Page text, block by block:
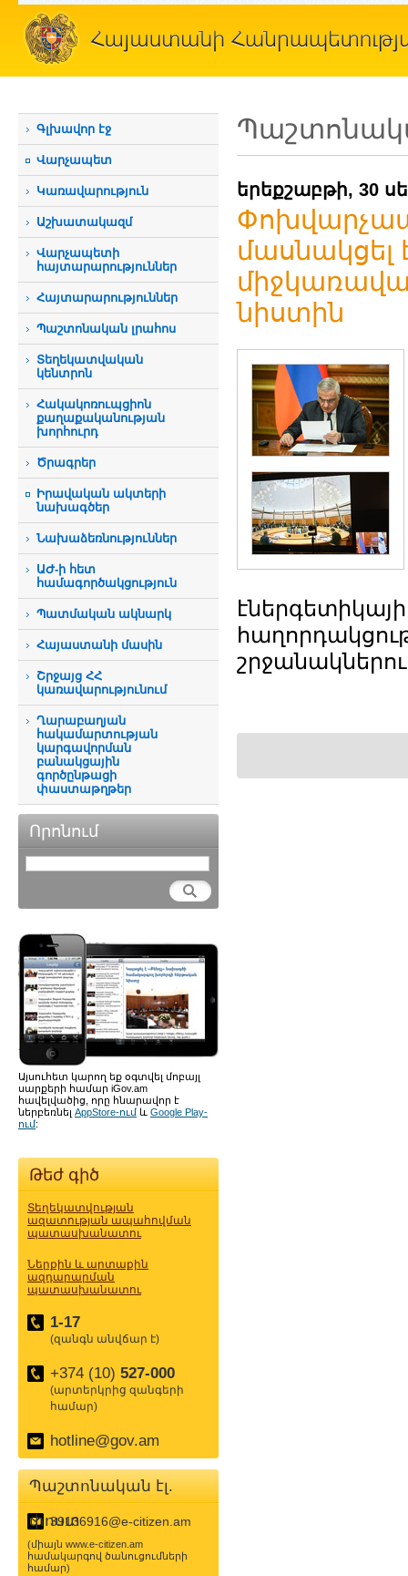
Գլխավոր էջ
Վարչապետ
Կառավարություն
Աշխատակազմ
Վարչապետի
հայտարարություններ
Հայտարարություններ
Պաշտոնական լրահոս
Տեղեկատվական
կենտրոն
Հակակոռուպցիոն
քաղաքականության
խորհուրդ
Ծրագրեր
Իրավական ակտերի
նախագծեր
Նախաձեռնություններ
ԱԺ-ի հետ
համագործակցություն
Պատմական ակնարկ
Հայաստանի մասին
Շրջայց ՀՀ
կառավարությունում
Ղարաբաղյան
հակամարտության
կարգավորման
բանակցային
գործընթացի
փաստաթղթեր
Որոնում
Այսուհետ կարող եք օգտվել մոբայլ
սարքերի համար iGov.am
հավելվածից, որը հնարավոր է
ներբեռնել AppStore-ում և Google Play-
ում:
Թեժ գիծ
Տեղեկատվության
ազատության ապահովման
պատասխանատու
Ներքին և արտաքին
ազդարարման
պատասխանատու
1-17
(զանգն անվճար է)
+374 (10) 527-000
(արտերկրից զանգերի
համար)
hotline@gov.am
Պաշտոնական էլ.
փոստ
39136916@e-citizen.am
(միայն www.e-citizen.am
համակարգով ծանուցումների
համար)
երեքշաբթի, 30
նիստին